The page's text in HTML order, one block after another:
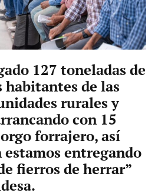
127 toneladas de
de las
rurales y
con 15
forrajero, así
entregando
fierros de herrar”